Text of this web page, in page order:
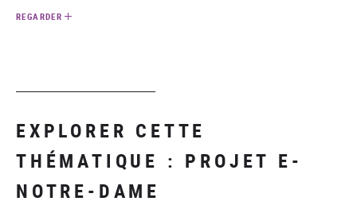
REGARDER
EXPLORER CETTE
THÉMATIQUE : PROJET E-
NOTRE-DAME